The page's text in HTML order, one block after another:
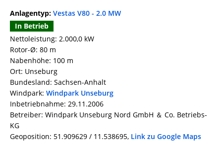
Anlagentyp: Vestas V80 - 2.0 MW
In Betrieb
Nettoleistung: 2.000,0 kW
Rotor-Ø: 80 m
Nabenhöhe: 100 m
Ort: Unseburg
Bundesland: Sachsen-Anhalt
Windpark: Windpark Unseburg
Inbetriebnahme: 29.11.2006
Betreiber: Windpark Unseburg Nord GmbH ＆ Co. Betriebs-
KG
Geoposition: 51.909629 / 11.538695, Link zu Google Maps